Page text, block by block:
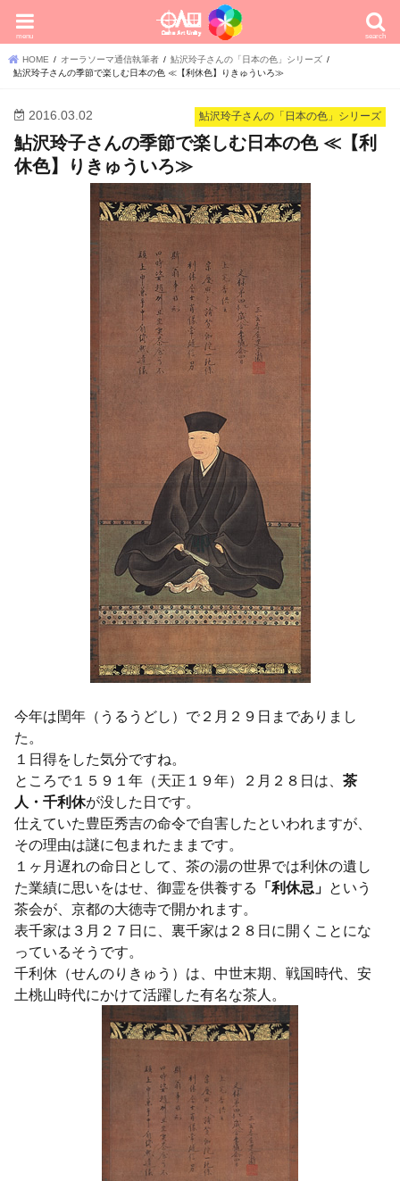
search
menu
HOME オーラソーマ通信執筆者
鮎沢玲子さんの「日本の色」シリーズ
鮎沢玲子さんの季節で楽しむ日本の色 ≪【利休色】りきゅういろ≫
鮎沢玲子さんの「日本の色」シリーズ
2016.03.02
鮎沢玲子さんの季節で楽しむ日本の色 ≪【利
休色】りきゅういろ≫
今年は閏年（うるうどし）で２月２９日までありまし
た。
１日得をした気分ですね。
ところで１５９１年（天正１９年）２月２８日は、茶
人・千利休が没した日です。
仕えていた豊臣秀吉の命令で自害したといわれますが、
その理由は謎に包まれたままです。
１ヶ月遅れの命日として、茶の湯の世界では利休の遺し
た業績に思いをはせ、御霊を供養する
「利休忌」 という
茶会が、京都の大徳寺で開かれます。
表千家は３月２７日に、裏千家は２８日に開くことにな
っているそうです。
千利休（せんのりきゅう）は、中世末期、戦国時代、安
土桃山時代にかけて活躍した有名な茶人。